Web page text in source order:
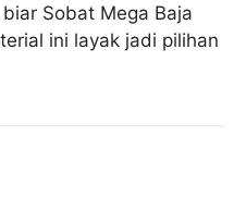
Sobat Mega Baja
ini layak jadi pilihan